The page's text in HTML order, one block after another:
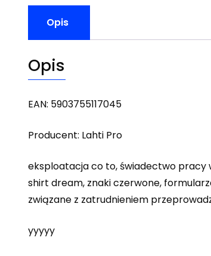
Opis
Opis
EAN: 5903755117045
Producent: Lahti Pro
eksploatacja co to, świadectwo pracy
shirt dream, znaki czerwone,
związane z zatrudnieniem
yyyyy